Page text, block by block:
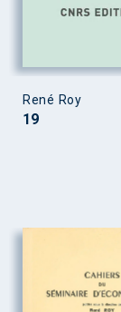
René Roy
19